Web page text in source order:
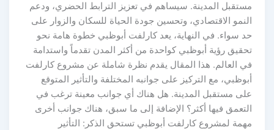
مستقبل المدينة. سيساهم في تعزيز الترابط الحضري، ودعم
النمو الاقتصادي، وتحسين جودة الحياة للسكان والزوار على
حد سواء. في النهاية، يعد كارلفت أبوظبي خطوة هامة نحو
تحقيق رؤية أبوظبي كواحدة من أكثر المدن تقدماً واستدامة
في العالم. هذا المقال يقدم نظرة شاملة عن مشروع كارلفت
أبوظبي، مع التركيز على جوانبه المختلفة والتأثير المتوقع
على مستقبل المدينة. هل هناك أي جوانب معينة ترغب في
التعمق فيها أكثر؟ الإضافة إلى ما سبق، هناك جوانب أخرى
مهمة لمشروع كارلفت أبوظبي تستحق الذكر: التأثير